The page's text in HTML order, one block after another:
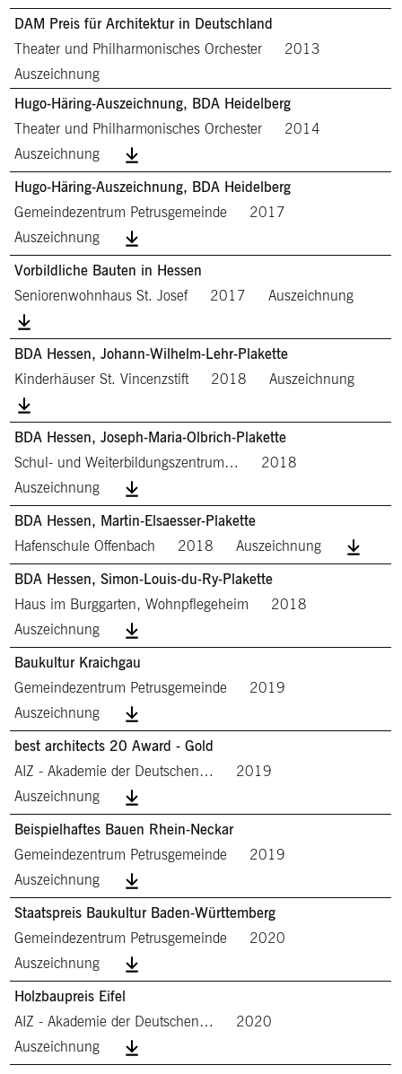
DAM Preis für Architektur in Deutschland
Theater und Philharmonisches Orchester
2013
Auszeichnung
Hugo-Häring-Auszeichnung, BDA Heidelberg
Theater und Philharmonisches Orchester
2014
Auszeichnung
Hugo-Häring-Auszeichnung, BDA Heidelberg
Gemeindezentrum Petrusgemeinde
2017
Auszeichnung
Vorbildliche Bauten in Hessen
Seniorenwohnhaus St. Josef
2017 Auszeichnung
BDA Hessen, Johann-Wilhelm-Lehr-Plakette
Kinderhäuser St. Vincenzstift
2018 Auszeichnung
BDA Hessen, Joseph-Maria-Olbrich-Plakette
Schul- und Weiterbildungszentrum…
2018
Auszeichnung
BDA Hessen, Martin-Elsaesser-Plakette
Hafenschule Offenbach
2018
Auszeichnung
BDA Hessen, Simon-Louis-du-Ry-Plakette
Haus im Burggarten, Wohnpflegeheim
2018
Auszeichnung
Baukultur Kraichgau
Gemeindezentrum Petrusgemeinde
2019
Auszeichnung
best architects 20 Award - Gold
AIZ - Akademie der Deutschen…
2019
Auszeichnung
Beispielhaftes Bauen Rhein-Neckar
Gemeindezentrum Petrusgemeinde
2019
Auszeichnung
Staatspreis Baukultur Baden-Württemberg
Gemeindezentrum Petrusgemeinde
2020
Auszeichnung
Holzbaupreis Eifel
AIZ - Akademie der Deutschen…
2020
Auszeichnung